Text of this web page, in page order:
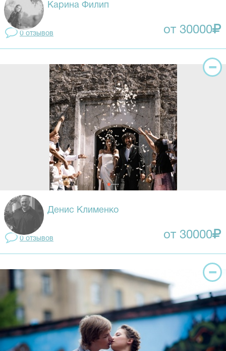
Карина Филип
0 отзывов от 30000
Денис Клименко
0 отзывов от 30000